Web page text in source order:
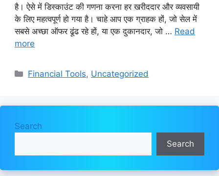
है। ऐसे में डिस्काउंट की गणना करना हर खरीददार और व्यवसायी
के लिए महत्वपूर्ण हो गया है। चाहे आप एक ग्राहक हों, जो सेल में
सबसे अच्छा ऑफर ढूंढ रहे हों, या एक दुकानदार, जो … Read
more
Categories
Financial Tools, Uncategorized
Search
Search